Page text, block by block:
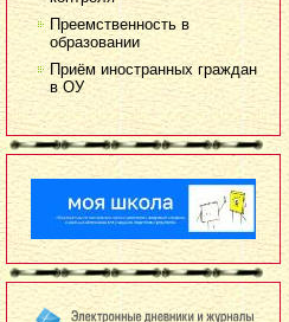
Преемственность в
образовании
Приём иностранных граждан
в ОУ